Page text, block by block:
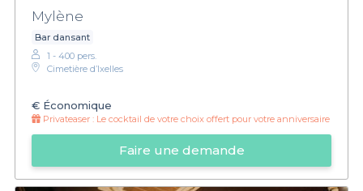
Mylène
Bar dansant
1 - 400 pers.
Cimetière d’Ixelles
€ Économique
Privateaser : Le cocktail de votre choix offert pour votre anniversaire
Faire une demande